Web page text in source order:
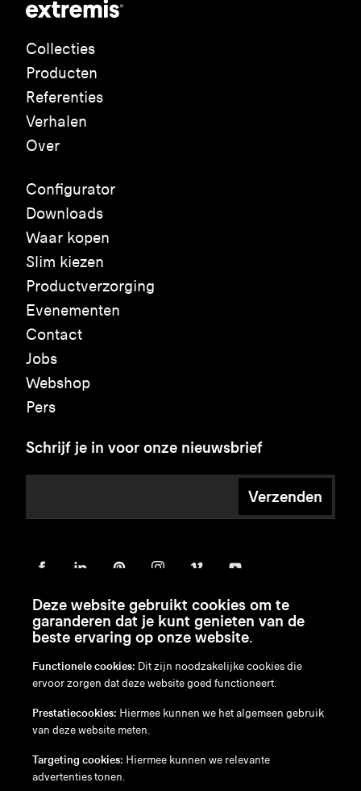
Collecties
Producten
Referenties
Verhalen
Over
Configurator
Downloads
Waar kopen
Slim kiezen
Productverzorging
Evenementen
Contact
Jobs
Webshop
Pers
Schrijf je in voor onze nieuwsbrief
Verzenden
en/nl/fr/de
Disclaimer
Cookiebeleid
Deze website gebruikt cookies om te
garanderen dat je kunt genieten van de
beste ervaring op onze website.
Functionele cookies: Dit zijn noodzakelijke cookies die
ervoor zorgen dat deze website goed functioneert.
Prestatiecookies: Hiermee kunnen we het algemeen gebruik
van deze website meten.
Targeting cookies: Hiermee kunnen we relevante
advertenties tonen.